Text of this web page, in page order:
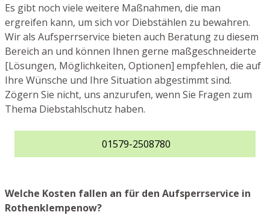
Es gibt noch viele weitere Maßnahmen, die man
ergreifen kann, um sich vor Diebstählen zu bewahren.
Wir als Aufsperrservice bieten auch Beratung zu diesem
Bereich an und können Ihnen gerne maßgeschneiderte
[Lösungen, Möglichkeiten, Optionen] empfehlen, die auf
Ihre Wünsche und Ihre Situation abgestimmt sind.
Zögern Sie nicht, uns anzurufen, wenn Sie Fragen zum
Thema Diebstahlschutz haben.
01579-2508780
Welche Kosten fallen an für den Aufsperrservice in
Rothenklempenow?